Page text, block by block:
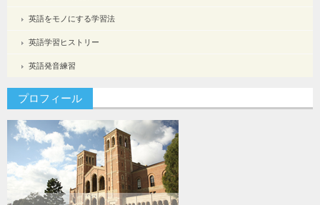
英語をモノにする学習法
英語学習ヒストリー
英語発音練習
プロフィール